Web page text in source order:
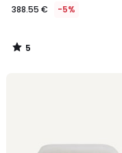
388.55 € -5%
5
/